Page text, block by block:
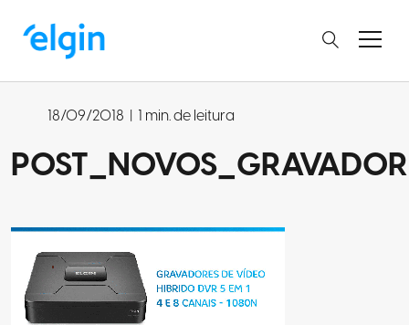
18/09/2018 | 1 min. de leitura